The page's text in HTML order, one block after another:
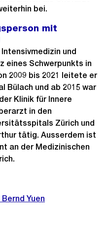
bei.
mit
und
eines Schwerpunkts in
2009 bis 2021 leitete er
Bülach und ab 2015 war
Klinik für Innere
in den
Zürich und
tätig. Ausserdem ist
an der Medizinischen
Yuen